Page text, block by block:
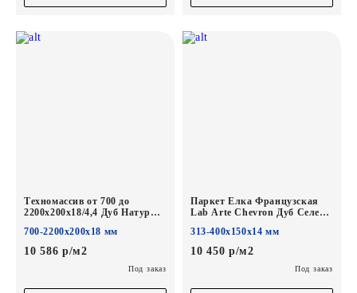
Техномассив от 700 до
2200х200х18/4,4 Дуб Натур
700-2200х200х18 мм
10 586 р/м2
Под заказ
Паркет Елка Французская
Lab Arte Chevron Дуб Селект
400/313х150х14/3/60°
313-400х150х14 мм
10 450 р/м2
Под заказ